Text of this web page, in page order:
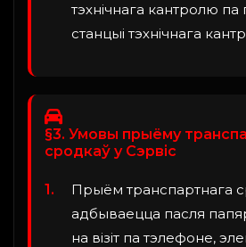
тэхнічнага кантролю па
станцыі тэхнічнага
§3. Умовы прыёму
сродкаў у Сэрвіс
Прыём транспартнага
адбываецца пасля
на візіт па тэлефоне,